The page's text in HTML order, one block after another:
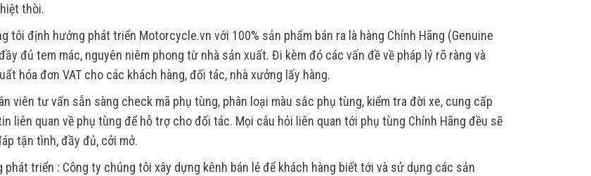
thòi.
tôi định hướng phát triển Motorcycle.vn với 100% sản phẩm bán ra là hàng Chính Hãng (Genuine
đủ tem mác, nguyên niêm phong từ nhà sản xuất. Đi kèm đó các vấn đề về pháp lý rõ ràng và
hóa đơn VAT cho các khách hàng, đối tác, nhà xưởng lấy hàng.
viên tư vấn sẵn sàng check mã phụ tùng, phân loại màu sắc phụ tùng, kiểm tra đời xe, cung cấp
liên quan về phụ tùng để hỗ trợ cho đối tác. Mọi câu hỏi liên quan tới phụ tùng Chính Hãng đều sẽ
tận tình, đầy đủ, cởi mở.
triển : Công ty chúng tôi xây dựng kênh bán lẻ để khách hàng biết tới và sử dụng các sản